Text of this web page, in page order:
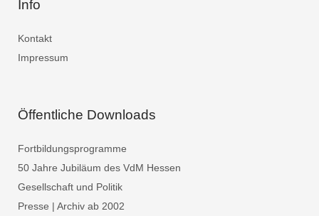
Info
Kontakt
Impressum
Öffentliche Downloads
Fortbildungsprogramme
50 Jahre Jubiläum des VdM Hessen
Gesellschaft und Politik
Presse | Archiv ab 2002